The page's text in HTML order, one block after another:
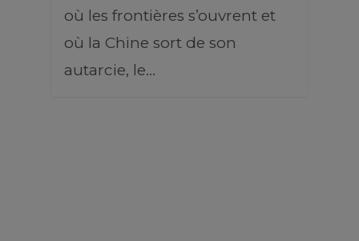
où les frontières s’ouvrent et
où la Chine sort de son
autarcie, le…